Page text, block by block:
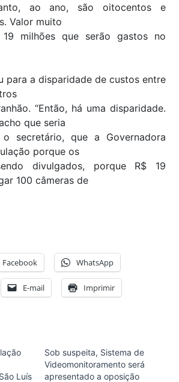
ao ano, são oitocentos e
Valor muito
milhões que serão gastos no
para a disparidade de custos entre
“Então, há uma disparidade.
que seria
secretário, que a Governadora
porque os
divulgados, porque R$ 19
100 câmeras de
Facebook WhatsApp
E-mail Imprimir
Luís
Sob suspeita, Sistema de
Videomonitoramento será
apresentado a oposição